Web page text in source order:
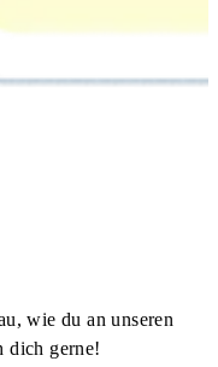
wie du an unseren
dich gerne!